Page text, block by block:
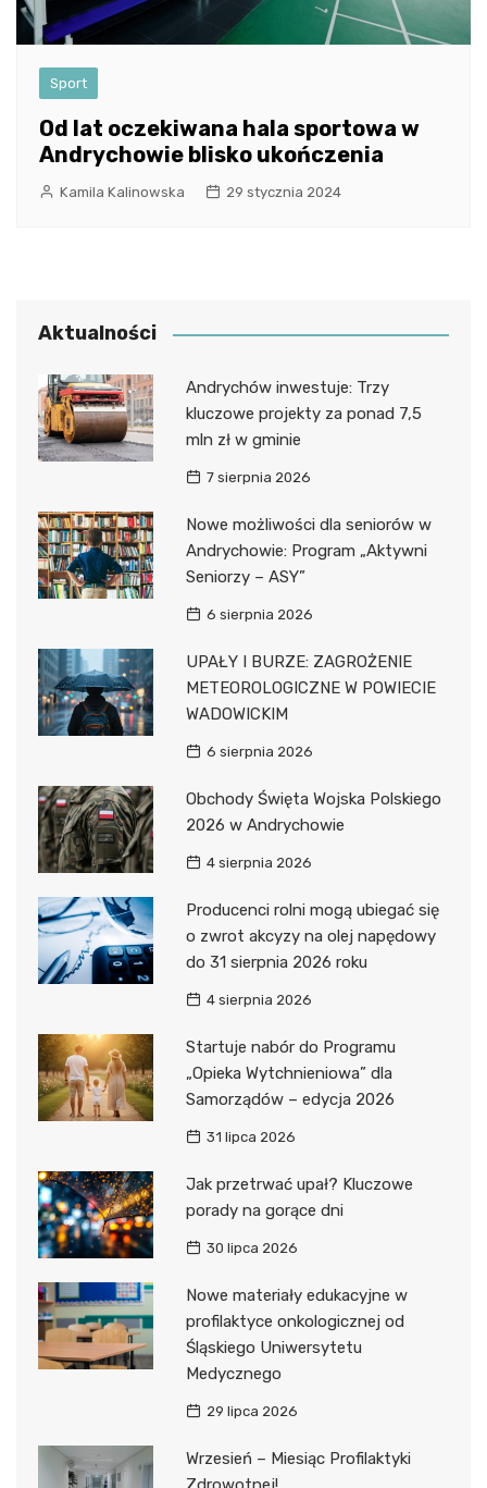
Sport
Od lat oczekiwana hala sportowa w
Andrychowie blisko ukończenia
Kamila Kalinowska 29 stycznia 2024
Aktualności
Andrychów inwestuje: Trzy
kluczowe projekty za ponad 7,5
mln zł w gminie
7 sierpnia 2026
Nowe możliwości dla seniorów w
Andrychowie: Program „Aktywni
Seniorzy – ASY”
6 sierpnia 2026
UPAŁY I BURZE: ZAGROŻENIE
METEOROLOGICZNE W POWIECIE
WADOWICKIM
6 sierpnia 2026
Obchody Święta Wojska Polskiego
2026 w Andrychowie
4 sierpnia 2026
Producenci rolni mogą ubiegać się
o zwrot akcyzy na olej napędowy
do 31 sierpnia 2026 roku
4 sierpnia 2026
Startuje nabór do Programu
„Opieka Wytchnieniowa” dla
Samorządów – edycja 2026
31 lipca 2026
Jak przetrwać upał? Kluczowe
porady na gorące dni
30 lipca 2026
Nowe materiały edukacyjne w
profilaktyce onkologicznej od
Śląskiego Uniwersytetu
Medycznego
29 lipca 2026
Wrzesień – Miesiąc Profilaktyki